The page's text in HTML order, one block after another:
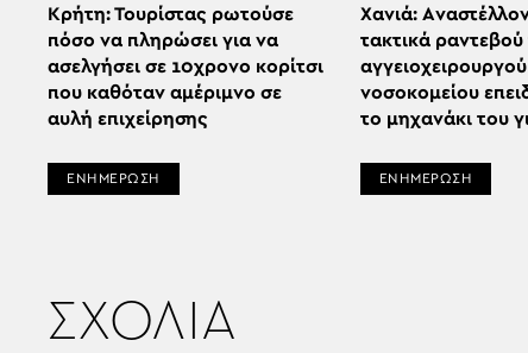
Κρήτη: Τουρίστας ρωτούσε
πόσο να πληρώσει για να
ασελγήσει σε 10χρονο κορίτσι
που καθόταν αμέριμνο σε
αυλή επιχείρησης
ΕΝΗΜΕΡΩΣΗ
Χανιά:
τακτικά ραντεβού
νοσοκομείου
το μηχανάκι του
ΕΝΗΜΕΡΩΣΗ
ΣΧΟΛΙΑ